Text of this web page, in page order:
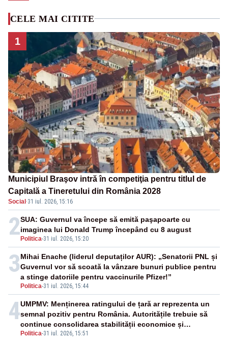
CELE MAI CITITE
1
Municipiul Braşov intră în competiţia pentru titlul de
Capitală a Tineretului din România 2028
Social ·31 iul. 2026, 15:16
2 Politica-31 iul. 2026, 15:20
SUA: Guvernul va începe să emită paşapoarte cu
imaginea lui Donald Trump începând cu 8 august
3
Politica-31 iul. 2026, 15:44
Mihai Enache (liderul deputaților AUR): „Senatorii PNL și
Guvernul vor să scoată la vânzare bunuri publice pentru
a stinge datoriile pentru vaccinurile Pfizer!”
4
Politica-31 iul. 2026, 15:51
UMPMV: Menținerea ratingului de țară ar reprezenta un
semnal pozitiv pentru România. Autoritățile trebuie să
continue consolidarea stabilității economice și
financiare